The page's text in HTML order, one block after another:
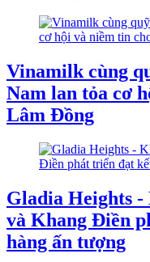
Vinamilk cùng
Nam lan tỏa cơ
Lâm Đồng
Gladia Heights -
và Khang Điền
hàng ấn tượng